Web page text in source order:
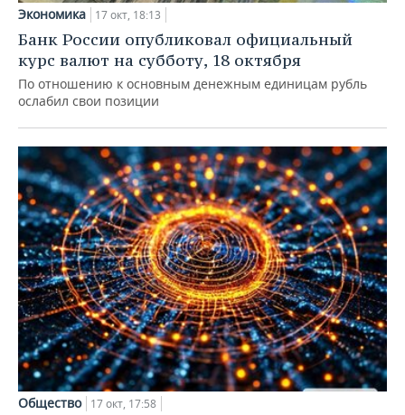
Экономика 17 окт, 18:13
Банк России опубликовал официальный
курс валют на субботу, 18 октября
По отношению к основным денежным единицам рубль
ослабил свои позиции
Общество 17 окт, 17:58